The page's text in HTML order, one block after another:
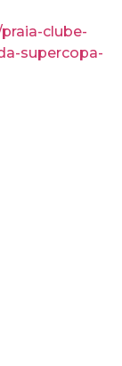
clube-
supercopa-